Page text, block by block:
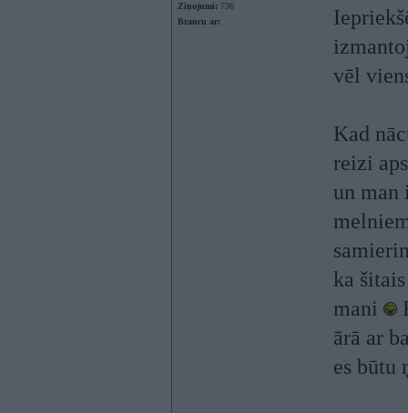
Ziņojumi: 736
Braucu ar:
vēl
Kad
reizi
un man
ka
mani
ārā ar
es būtu